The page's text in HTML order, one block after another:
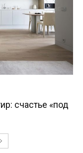
счастье «под